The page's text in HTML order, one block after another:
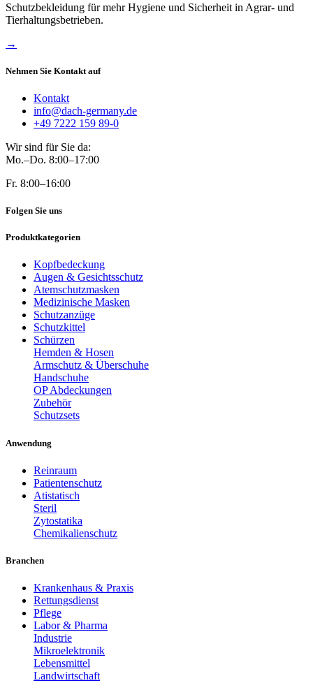
Schutzbekleidung für mehr Hygiene und Sicherheit in Agrar- und
Tierhaltungsbetrieben.
→
Nehmen Sie Kontakt auf
Kontakt
info@dach-germany.de
+49 7222 159 89-0
Wir sind für Sie da:
Mo.–Do. 8:00–17:00
Fr. 8:00–16:00
Folgen Sie uns
Produktkategorien
Kopfbedeckung
Augen & Gesichtsschutz
Atemschutzmasken
Medizinische Masken
Schutzanzüge
Schutzkittel
Schürzen
Hemden & Hosen
Armschutz & Überschuhe
Handschuhe
OP Abdeckungen
Zubehör
Schutzsets
Anwendung
Reinraum
Patientenschutz
Atistatisch
Steril
Zytostatika
Chemikalienschutz
Branchen
Krankenhaus & Praxis
Rettungsdienst
Pflege
Labor & Pharma
Industrie
Mikroelektronik
Lebensmittel
Landwirtschaft